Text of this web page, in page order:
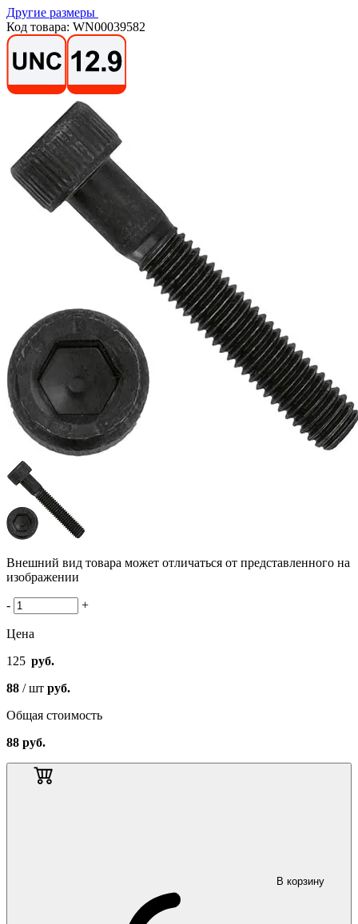
Другие размеры
Код товара: WN00039582
Внешний вид товара может отличаться от представленного на
изображении
- +
Цена
125 руб.
88 / шт руб.
Общая стоимость
88 руб.
В корзину